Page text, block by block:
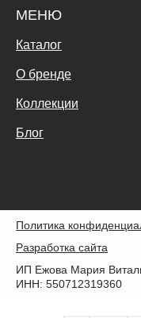
МЕНЮ
Каталог
О бренде
Коллекции
Блог
Политика
Разработка сайта
ИП Ежова Мария
ИНН: 550712319360